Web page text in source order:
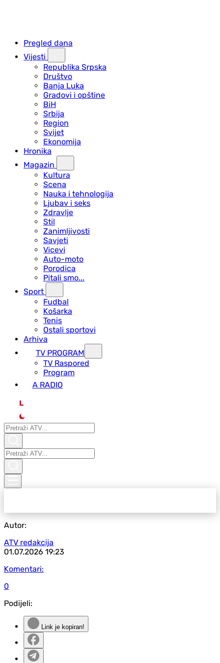
Pregled dana
Vijesti
Republika Srpska
Društvo
Banja Luka
Gradovi i opštine
BiH
Srbija
Region
Svijet
Ekonomija
Hronika
Magazin
Kultura
Scena
Nauka i tehnologija
Ljubav i seks
Zdravlje
Stil
Zanimljivosti
Savjeti
Vicevi
Auto-moto
Porodica
Pitali smo...
Sport
Fudbal
Košarka
Tenis
Ostali sportovi
Arhiva
TV PROGRAM
ТV Raspored
Program
A RADIO
L
Autor:
ATV redakcija
01.07.2026 19:23
Komentari:
0
Podijeli:
Link je kopiran!